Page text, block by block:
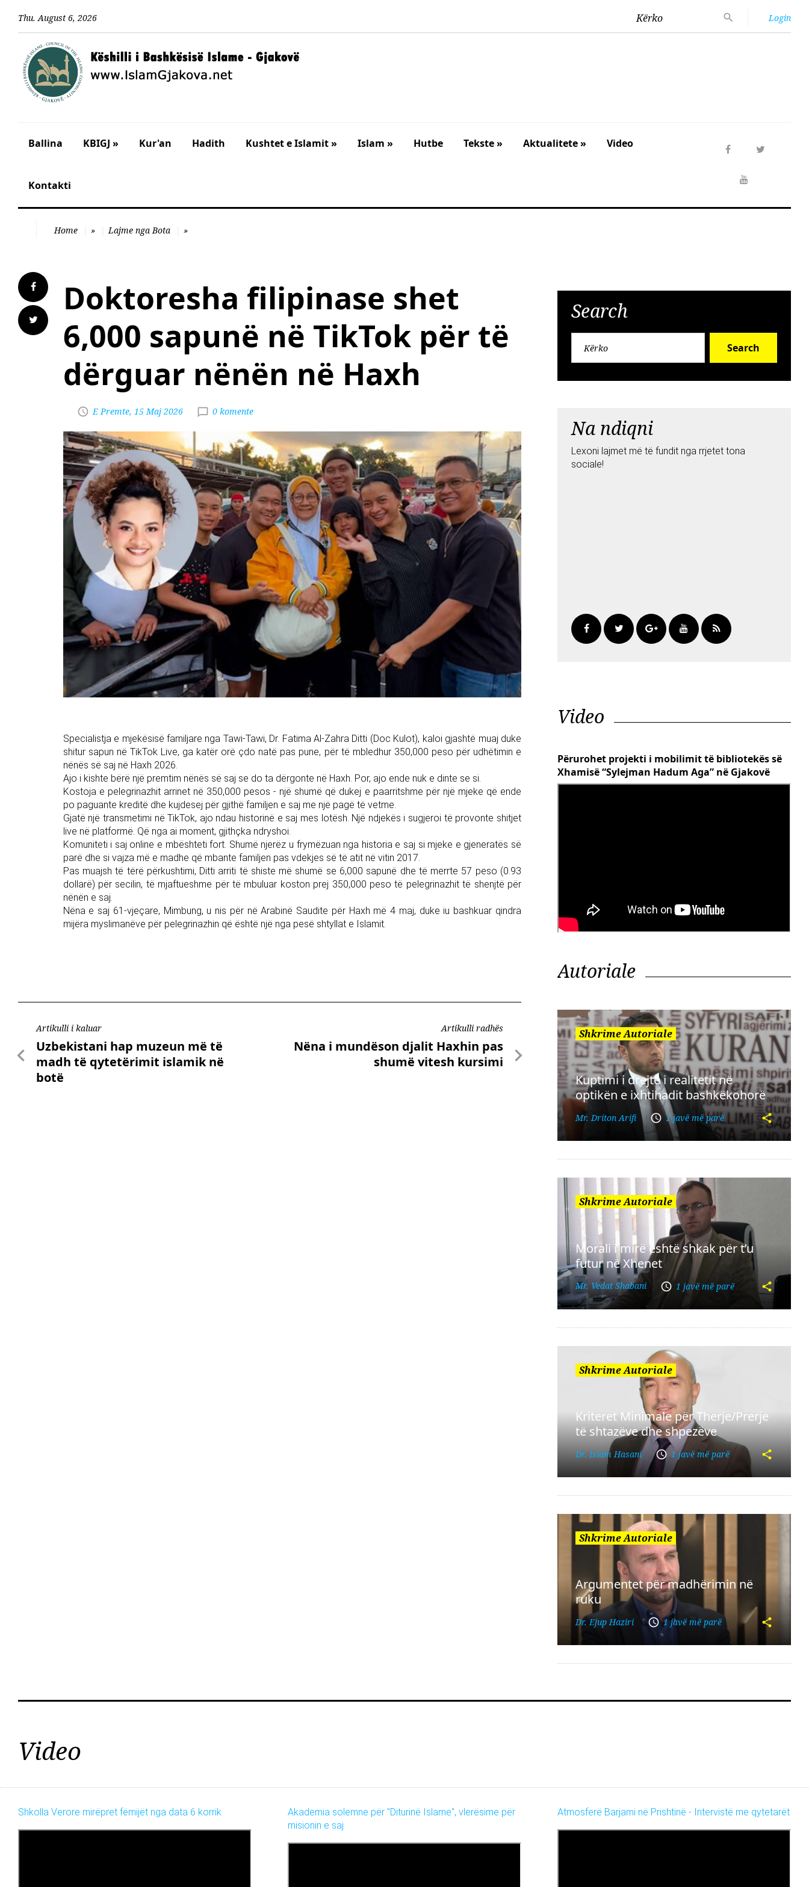
Thu. August 6, 2026 Kërko Login
Ballina KBIGJ » Kur'an Hadith Kushtet e Islamit » Islam » Hutbe Tekste » Aktualitete » Video
Kontakti
Home » Lajme nga Bota »
Doktoresha filipinase shet
6,000 sapunë në TikTok për të
dërguar nënën në Haxh
E Premte, 15 Maj 2026 0 komente
Specialistja e mjekësisë familjare nga Tawi-Tawi, Dr. Fatima Al-Zahra Ditti (Doc Kulot), kaloi gjashtë muaj duke
shitur sapun në TikTok Live, ga katër orë çdo natë pas pune, për të mbledhur 350,000 peso për udhëtimin e
nënës së saj në Haxh 2026.
Ajo i kishte bërë një premtim nënës së saj se do ta dërgonte në Haxh. Por, ajo ende nuk e dinte se si.
Kostoja e pelegrinazhit arrinet në 350,000 pesos - një shumë që dukej e paarritshme për një mjeke që ende
po paguante kreditë dhe kujdesej për gjithë familjen e saj me një pagë të vetme.
Gjatë një transmetimi në TikTok, ajo ndau historinë e saj mes lotësh. Një ndjekës i sugjeroi të provonte shitjet
live në platformë. Që nga ai moment, gjithçka ndryshoi.
Komuniteti i saj online e mbështeti fort. Shumë njerëz u frymëzuan nga historia e saj si mjeke e gjeneratës së
parë dhe si vajza më e madhe që mbante familjen pas vdekjes së të atit në vitin 2017.
Pas muajsh të tërë përkushtimi, Ditti arriti të shiste më shumë se 6,000 sapunë dhe të merrte 57 peso (0.93
dollarë) për secilin, të mjaftueshme për të mbuluar koston prej 350,000 peso të pelegrinazhit të shenjtë për
nënën e saj.
Nëna e saj 61-vjeçare, Mimbung, u nis për në Arabinë Saudite për Haxh më 4 maj, duke iu bashkuar qindra
mijëra myslimanëve për pelegrinazhin që është një nga pesë shtyllat e Islamit.
Artikulli i kaluar
Uzbekistani hap muzeun më të
madh të qytetërimit islamik në
botë
Artikulli radhës
Nëna i mundëson djalit Haxhin pas
shumë vitesh kursimi
Search
Search
Na ndiqni
Lexoni lajmet më të fundit nga rrjetet tona
sociale!
Video
Përurohet projekti i mobilimit të bibliotekës së
Xhamisë “Sylejman Hadum Aga” në Gjakovë
Autoriale
Shkrime Autoriale
Kuptimi i drejtë i realitetit në
optikën e ixhtihadit bashkëkohorë
Mr. Driton Arifi 1 javë më parë
Shkrime Autoriale
Morali i mirë është shkak për t’u
futur në Xhenet
Mr. Vedat Shabani 1 javë më parë
Shkrime Autoriale
Kriteret Minimale për Therje/Prerje
të shtazëve dhe shpezëve
Dr. Islam Hasani 1 javë më parë
Shkrime Autoriale
Argumentet për madhërimin në
ruku
Dr. Ejup Haziri 1 javë më parë
Video
Shkolla Verore mirëpret fëmijët nga data 6 korrik
Akademia solemne për "Diturinë Islame", vlerësime për
misionin e saj
Atmosferë Barjami në Prishtinë - Intervistë me qytetarët